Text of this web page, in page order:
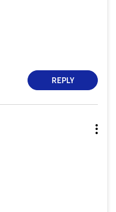
REPLY